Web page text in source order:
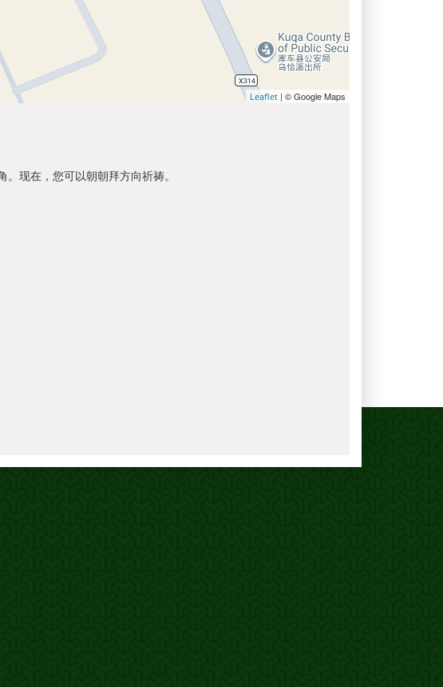
Leaflet | © Google Maps
现在，您可以朝朝拜方向祈祷。